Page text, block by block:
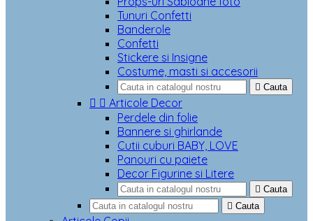
Tunuri Confetti
Banderole
Confetti
Stickere si Insigne
Costume, masti si accesorii
 Cauta
  Articole Decor
Perdele din folie
Bannere si ghirlande
Cutii cuburi BABY, LOVE
Panouri cu paiete
Decor Figurine si Litere
 Cauta
 Cauta